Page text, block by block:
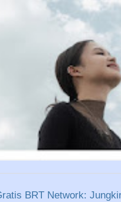
BRT Network: